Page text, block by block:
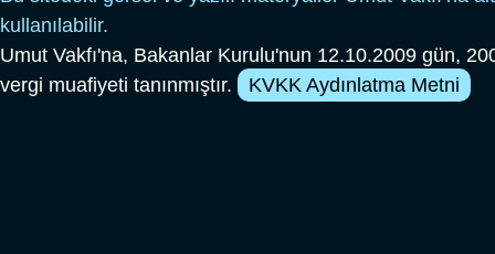
kullanılabilir.
Umut Vakfı'na, Bakanlar Kurulu'nun 12.10.2009 gün,
vergi muafiyeti tanınmıştır.
KVKK Aydınlatma Metni